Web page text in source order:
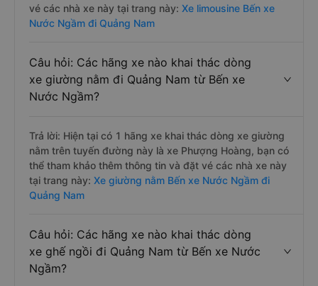
vé các nhà xe này tại trang này: Xe limousine Bến xe
Nước Ngầm đi Quảng Nam
Câu hỏi: Các hãng xe nào khai thác dòng
xe giường nằm đi Quảng Nam từ Bến xe
Nước Ngầm?
Trả lời: Hiện tại có 1 hãng xe khai thác dòng xe giường
nằm trên tuyến đường này là xe Phượng Hoàng, bạn có
thể tham khảo thêm thông tin và đặt vé các nhà xe này
tại trang này: Xe giường nằm Bến xe Nước Ngầm đi
Quảng Nam
Câu hỏi: Các hãng xe nào khai thác dòng
xe ghế ngồi đi Quảng Nam từ Bến xe Nước
Ngầm?